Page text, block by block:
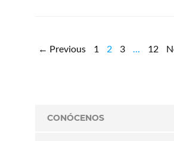
← Previous 1 2 3 … 12
CONÓCENOS